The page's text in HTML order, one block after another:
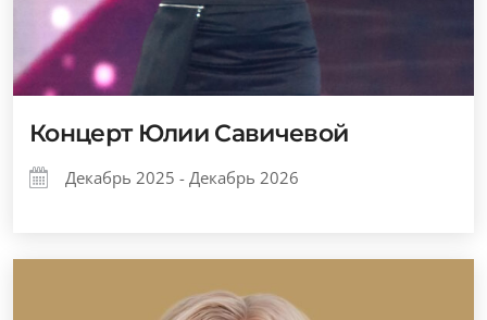
Концерт Юлии Савичевой
Декабрь 2025 - Декабрь 2026